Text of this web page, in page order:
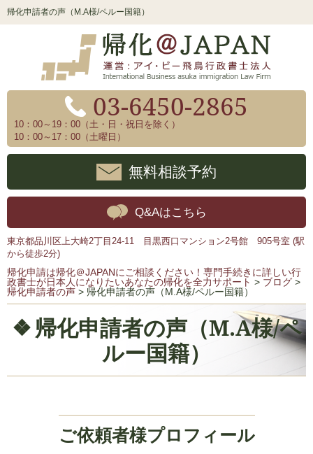
帰化申請者の声（M.A様/ペルー国籍）
03-6450-2865
10：00～19：00（土・日・祝日を除く）
10：00～17：00（土曜日）
無料相談予約
Q&Aはこちら
東京都品川区上大崎2丁目24-11 目黒西口マンション2号館 905号室 (駅
から徒歩2分)
帰化申請は帰化＠JAPANにご相談ください！専門手続きに詳しい行
政書士が日本人になりたいあなたの帰化を全力サポート > ブログ >
帰化申請者の声 > 帰化申請者の声（M.A様/ペルー国籍）
帰化申請者の声（M.A様/ペ
ルー国籍）
ご依頼者様プロフィール